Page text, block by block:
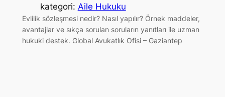
kategori: Aile Hukuku
Evlilik sözleşmesi nedir? Nasıl yapılır? Örnek maddeler,
avantajlar ve sıkça sorulan soruların yanıtları ile uzman
hukuki destek. Global Avukatlık Ofisi – Gaziantep